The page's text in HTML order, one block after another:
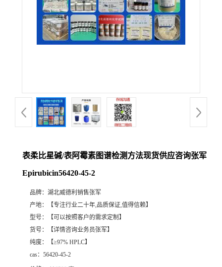
表柔比星碱/表阿霉素图谱检测方法现货供应咨询张军
Epirubicin56420-45-2
品牌： 湖北威德利销售张军
产地：
【专注行业二十年,品质保证,值得信赖】
型号：
【可以按照客户的需求定制】
货号：
【详情咨询业务员张军】
纯度：
【≥97% HPLC】
cas： 56420-45-2